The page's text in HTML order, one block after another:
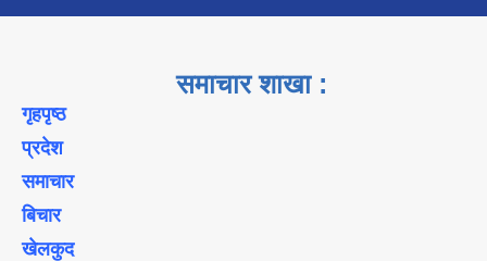
समाचार शाखा :
गृहपृष्ठ
प्रदेश
समाचार
बिचार
खेलकुद